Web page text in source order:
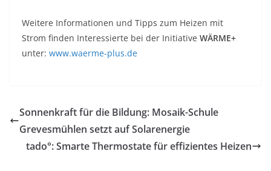
Weitere Informationen und Tipps zum Heizen mit
Strom finden Interessierte bei der Initiative WÄRME+
unter: www.waerme-plus.de
Sonnenkraft für die Bildung: Mosaik-Schule
Grevesmühlen setzt auf Solarenergie
tado°: Smarte Thermostate für effizientes Heizen